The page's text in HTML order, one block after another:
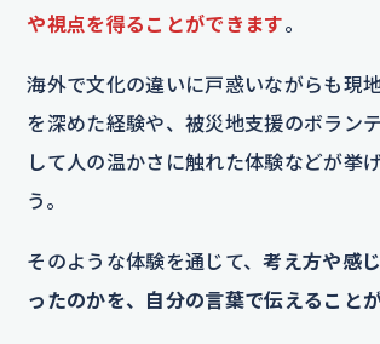
や視点を得ることができます。
海外で文化の違いに戸惑いながらも現
を深めた経験や、被災地支援のボラン
して人の温かさに触れた体験などが挙
う。
そのような体験を通じて、考え方や感
ったのかを、自分の言葉で伝えること